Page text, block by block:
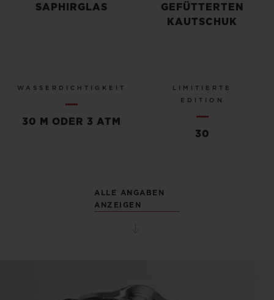
SAPHIRGLAS
GEFÜTTERTEN
KAUTSCHUK
WASSERDICHTIGKEIT
30 M ODER 3 ATM
LIMITIERTE
EDITION
30
ALLE ANGABEN
ANZEIGEN